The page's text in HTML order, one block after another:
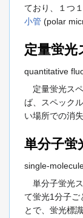
ており、１つ
小管 (polar
定量蛍光
quantitative
定量蛍光スペ
ば、スペック
い場所での消
単分子蛍
single-
単分子蛍光ス
て蛍光1分子ご
とで、蛍光標